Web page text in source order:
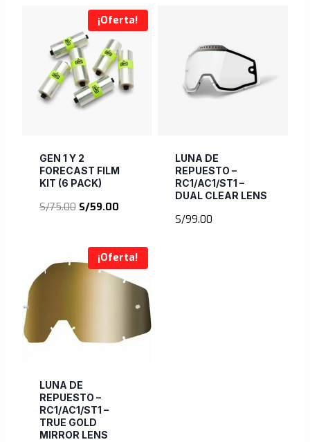
¡Oferta!
GEN 1 Y 2
FORECAST FILM
KIT (6 PACK)
S/75.00 El
era:
S/75.00.
S/59.00El
es:
S/59.00.
LUNA DE
REPUESTO –
RC1/AC1/ST1 –
DUAL CLEAR LENS
S/99.00
¡Oferta!
LUNA DE
REPUESTO –
RC1/AC1/ST1 –
TRUE GOLD
MIRROR LENS